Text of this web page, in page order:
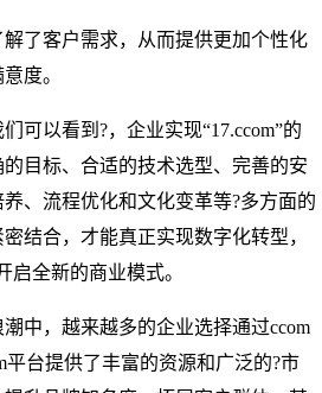
了客户需求，从而提供更加个性化
度。
可以看到?，企业实现“17.ccom”的
目标、合适的技术选型、完善的安
、流程优化和文化变革等?多方面的
结合，才能真正实现数字化转型，
启全新的商业模式。
中，越来越多的企业选择通过ccom
平台提供了丰富的资源和广泛的?市